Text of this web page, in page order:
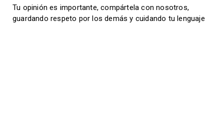
Tu opinión es importante, compártela con nosotros,
guardando respeto por los demás y cuidando tu lenguaje